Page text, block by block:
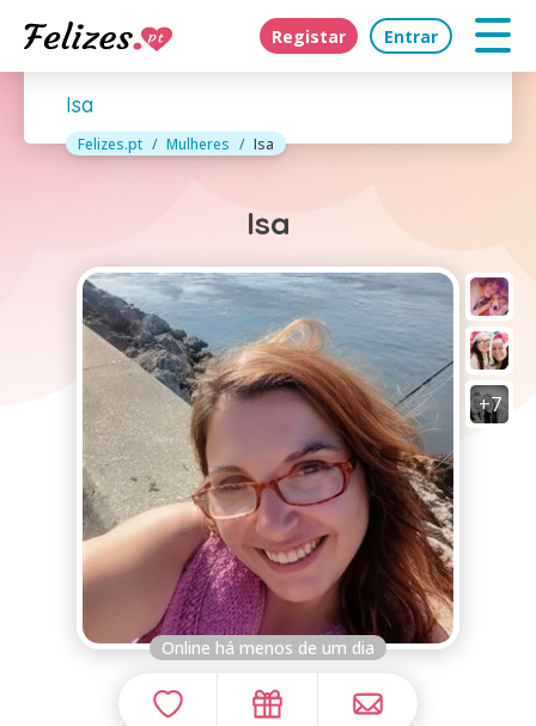
Registar Entrar
Isa
Felizes.pt Mulheres Isa
Isa
+7
Online há menos de um dia